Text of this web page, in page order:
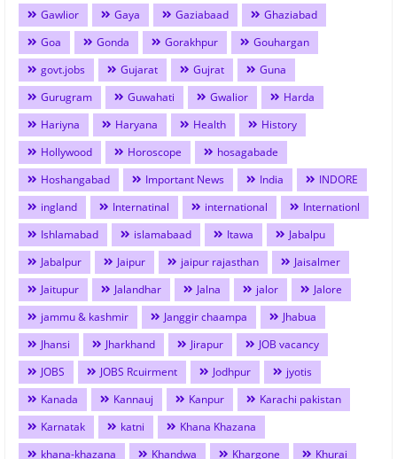
Gawlior Gaya Gaziabaad
Ghaziabad
Goa
Gonda Gorakhpur
Gouhargan
govt.jobs
Gujarat Gujrat
Guna
Gurugram
Guwahati Gwalior
Harda
Hariyna
Haryana Health
History
Hollywood
Horoscope
hosagabade
Hoshangabad
Important News India
INDORE
ingland
Internatinal international
Internationl
Ishlamabad
islamabaad Itawa
Jabalpu
Jabalpur
Jaipur jaipur rajasthan
Jaisalmer
Jaitupur
Jalandhar Jalna jalor
Jalore
jammu & kashmir
Janggir chaampa
Jhabua
Jhansi
Jharkhand Jirapur
JOB vacancy
JOBS
JOBS Rcuirment Jodhpur
jyotis
Kanada
Kannauj Kanpur
Karachi pakistan
Karnatak
katni
Khana Khazana
khana-khazana
Khandwa Khargone
Khurai